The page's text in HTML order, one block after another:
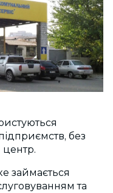
без
займається
та